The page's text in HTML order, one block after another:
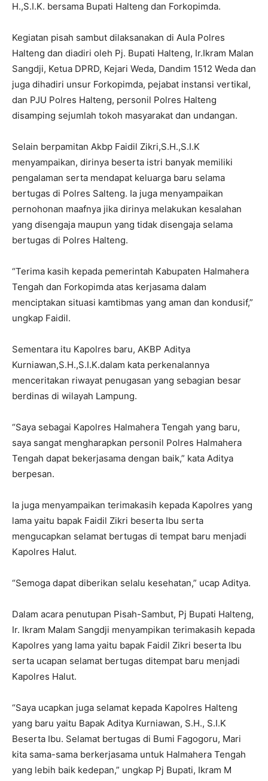
H.,S.I.K. bersama Bupati Halteng dan Forkopimda.
Kegiatan pisah sambut dilaksanakan di Aula Polres
Halteng dan diadiri oleh Pj. Bupati Halteng, Ir.Ikram Malan
Sangdji, Ketua DPRD, Kejari Weda, Dandim 1512 Weda dan
juga dihadiri unsur Forkopimda, pejabat instansi vertikal,
dan PJU Polres Halteng, personil Polres Halteng
disamping sejumlah tokoh masyarakat dan undangan.
Selain berpamitan Akbp Faidil Zikri,S.H.,S.I.K
menyampaikan, dirinya beserta istri banyak memiliki
pengalaman serta mendapat keluarga baru selama
bertugas di Polres Salteng. Ia juga menyampaikan
pernohonan maafnya jika dirinya melakukan kesalahan
yang disengaja maupun yang tidak disengaja selama
bertugas di Polres Halteng.
“Terima kasih kepada pemerintah Kabupaten Halmahera
Tengah dan Forkopimda atas kerjasama dalam
menciptakan situasi kamtibmas yang aman dan kondusif,”
ungkap Faidil.
Sementara itu Kapolres baru, AKBP Aditya
Kurniawan,S.H.,S.I.K.dalam kata perkenalannya
menceritakan riwayat penugasan yang sebagian besar
berdinas di wilayah Lampung.
“Saya sebagai Kapolres Halmahera Tengah yang baru,
saya sangat mengharapkan personil Polres Halmahera
Tengah dapat bekerjasama dengan baik,” kata Aditya
berpesan.
Ia juga menyampaikan terimakasih kepada Kapolres yang
lama yaitu bapak Faidil Zikri beserta Ibu serta
mengucapkan selamat bertugas di tempat baru menjadi
Kapolres Halut.
“Semoga dapat diberikan selalu kesehatan,” ucap Aditya.
Dalam acara penutupan Pisah-Sambut, Pj Bupati Halteng,
Ir. Ikram Malam Sangdji menyampikan terimakasih kepada
Kapolres yang lama yaitu bapak Faidil Zikri beserta Ibu
serta ucapan selamat bertugas ditempat baru menjadi
Kapolres Halut.
“Saya ucapkan juga selamat kepada Kapolres Halteng
yang baru yaitu Bapak Aditya Kurniawan, S.H., S.I.K
Beserta Ibu. Selamat bertugas di Bumi Fagogoru, Mari
kita sama-sama berkerjasama untuk Halmahera Tengah
yang lebih baik kedepan,” ungkap Pj Bupati, Ikram M